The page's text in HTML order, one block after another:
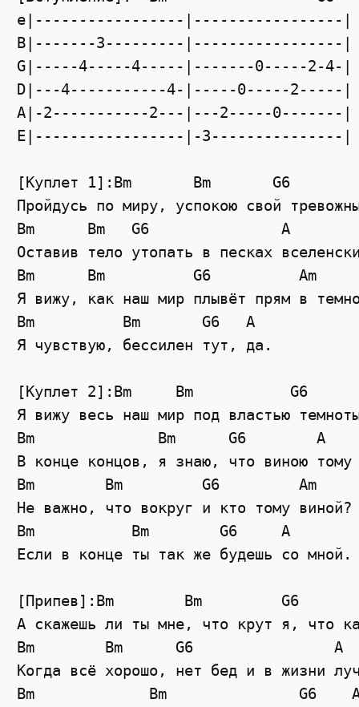
e|-----------------|-----------------
B|-------3---------|-----------------
G|-----4-----4-----|-------0-----2-
D|---4-----------4-|-----0-----2-----
A|-2-----------2---|---2-----0-------
E|-----------------|-3---------------
[Куплет 1]:Bm       Bm       G6
Пройдусь по миру, успокою свой
Bm      Bm   G6               A
Оставив тело утопать в песках
Bm      Bm          G6          Am
Я вижу, как наш мир плывёт прям в
Bm          Bm       G6   A
Я чувствую, бессилен тут, да.
[Куплет 2]:Bm     Bm           G6
Я вижу весь наш мир под властью
Bm              Bm      G6        A
В конце концов, я знаю, что виною
Bm        Bm         G6         Am
Не важно, что вокруг и кто тому виной?
Bm           Bm        G6     A
Если в конце ты так же будешь со мной.
[Припев]:Bm        Bm         G6
А скажешь ли ты мне, что крут я, что
Bm        Bm      G6                A
Когда всё хорошо, нет бед и в жизни
Bm             Bm               G6